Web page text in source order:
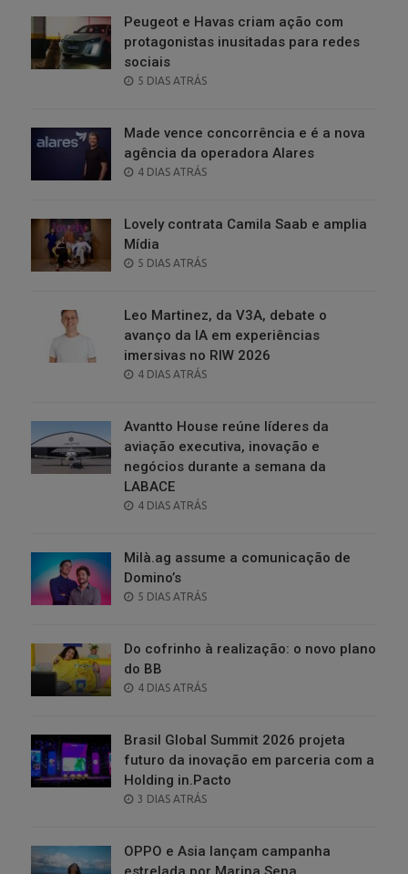
Peugeot e Havas criam ação com
protagonistas inusitadas para redes
sociais
POSTED
5 DIAS ATRÁS
Made vence concorrência e é a nova
agência da operadora Alares
POSTED
4 DIAS ATRÁS
Lovely contrata Camila Saab e amplia
Mídia
POSTED
5 DIAS ATRÁS
Leo Martinez, da V3A, debate o
avanço da IA em experiências
imersivas no RIW 2026
POSTED
4 DIAS ATRÁS
Avantto House reúne líderes da
aviação executiva, inovação e
negócios durante a semana da
LABACE
POSTED
4 DIAS ATRÁS
Milà.ag assume a comunicação de
Domino’s
POSTED
5 DIAS ATRÁS
Do cofrinho à realização: o novo plano
do BB
POSTED
4 DIAS ATRÁS
Brasil Global Summit 2026 projeta
futuro da inovação em parceria com a
Holding in.Pacto
POSTED
3 DIAS ATRÁS
OPPO e Asia lançam campanha